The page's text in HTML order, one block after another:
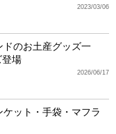
2023/03/06
ドのお土産グッズ一
登場
2026/06/17
ケット・手袋・マフラ